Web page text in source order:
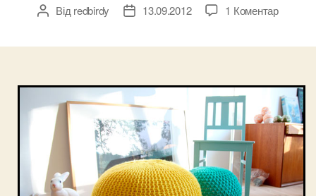
Автор
Від redbirdy
Дата13.09.2012 1 Коментардо